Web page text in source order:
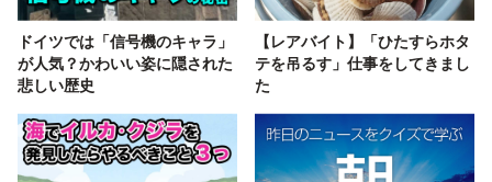
ドイツでは「信号機のキャラ」
が人気？かわいい姿に隠された
悲しい歴史
【レアバイト】「ひたすらホタ
テを吊るす」仕事をしてきまし
た